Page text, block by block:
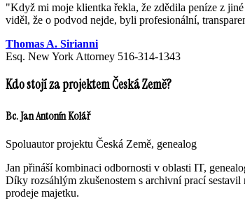
"Když mi moje klientka řekla, že zdědila peníze z
viděl, že o podvod nejde, byli profesionální,
Thomas A. Sirianni
Esq. New York Attorney 516-314-1343
Kdo stojí za projektem Česká Země?
Bc. Jan Antonín Kolář
Spoluautor projektu Česká Země, genealog
Jan přináší kombinaci odbornosti v oblasti IT,
Díky rozsáhlým zkušenostem s archivní prací
prodeje majetku.